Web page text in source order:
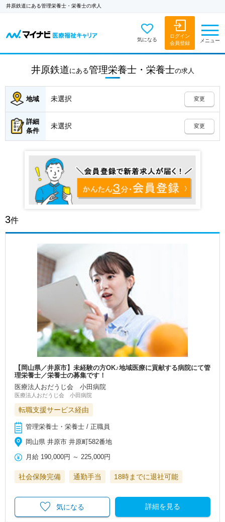
井原鉄道にある管理栄養士・栄養士の求人
気になる
ログイン
会員登録
メニュー
井原鉄道にある管理栄養士・栄養士の求人
地域 未選択 変更
詳細
条件
未選択 変更
3件
【岡山県／井原市】未経験の方OK♪地域医療に貢献する病院にて管
理栄養士／栄養士の募集です！
医療法人おだうじ会 小田病院
医療法人おだうじ会 小田病院
転職支援サービス経由
管理栄養士・栄養士 / 正職員
岡山県 井原市 井原町582番地
月給 190,000円 ～ 225,000円
社会保険完備 通勤手当 18時までに退社可能
詳細を見る
気になる